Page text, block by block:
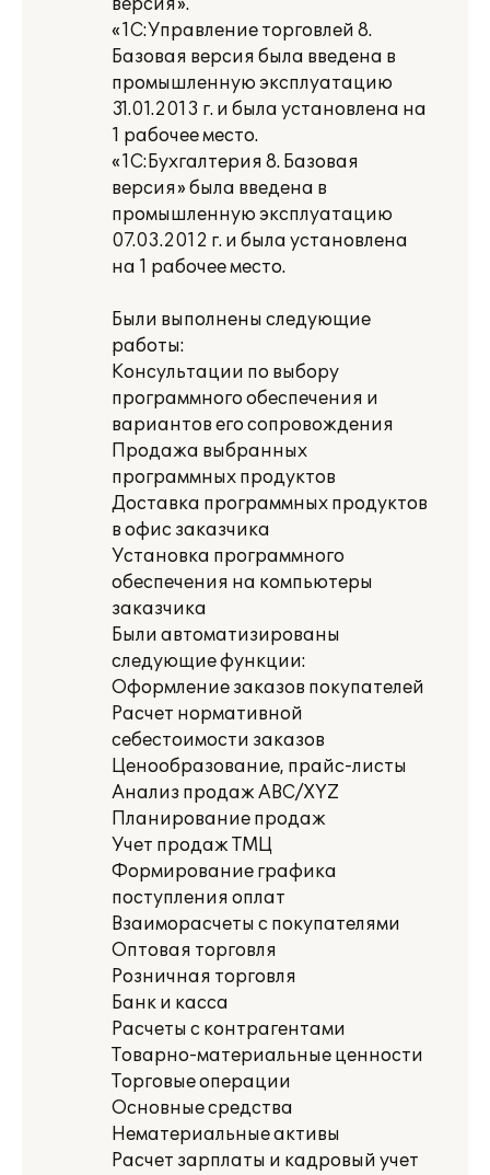
версия».
«1С:Управление торговлей 8.
Базовая версия была введена в
промышленную эксплуатацию
31.01.2013 г. и была установлена на
1 рабочее место.
«1С:Бухгалтерия 8. Базовая
версия» была введена в
промышленную эксплуатацию
07.03.2012 г. и была установлена
на 1 рабочее место.
Были выполнены следующие
работы:
Консультации по выбору
программного обеспечения и
вариантов его сопровождения
Продажа выбранных
программных продуктов
Доставка программных продуктов
в офис заказчика
Установка программного
обеспечения на компьютеры
заказчика
Были автоматизированы
следующие функции:
Оформление заказов покупателей
Расчет нормативной
себестоимости заказов
Ценообразование, прайс-листы
Анализ продаж ABC/XYZ
Планирование продаж
Учет продаж ТМЦ
Формирование графика
поступления оплат
Взаиморасчеты с покупателями
Оптовая торговля
Розничная торговля
Банк и касса
Расчеты с контрагентами
Товарно-материальные ценности
Торговые операции
Основные средства
Нематериальные активы
Расчет зарплаты и кадровый учет